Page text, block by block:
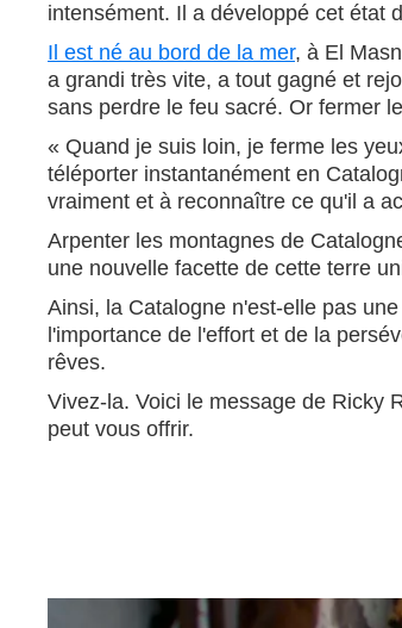
intensément. Il a développé cet état
Il est né au bord de la mer, à El
a grandi très vite, a tout gagné et
sans perdre le feu sacré. Or fermer
« Quand je suis loin, je ferme les
téléporter instantanément en
vraiment et à reconnaître ce qu'il a
Arpenter les montagnes de
une nouvelle facette de cette terre
Ainsi, la Catalogne n'est-elle pas
l'importance de l'effort et de la
rêves.
Vivez-la. Voici le message de Ricky
peut vous offrir.